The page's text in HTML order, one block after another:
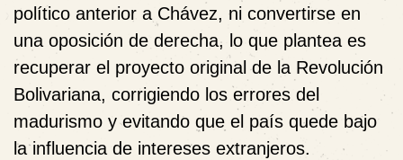
político anterior a Chávez, ni convertirse en
una oposición de derecha, lo que plantea es
recuperar el proyecto original de la Revolución
Bolivariana, corrigiendo los errores del
madurismo y evitando que el país quede bajo
la influencia de intereses extranjeros.